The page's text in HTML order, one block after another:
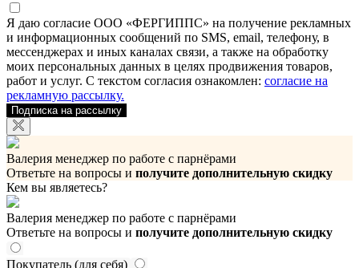
Я даю согласие ООО «ФЕРГИППС» на получение рекламных
и информационных сообщений по SMS, email, телефону, в
мессенджерах и иных каналах связи, а также на обработку
моих персональных данных в целях продвижения товаров,
работ и услуг. С текстом согласия ознакомлен: согласие на
рекламную рассылку.
Подписка на рассылку
Валерия менеджер по работе с парнёрами
Ответьте на вопросы и получите дополнительную скидку
Кем вы являетесь?
Валерия менеджер по работе с парнёрами
Ответьте на вопросы и получите дополнительную скидку
Покупатель (для себя)